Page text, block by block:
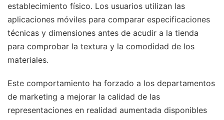
establecimiento físico. Los usuarios utilizan las
aplicaciones móviles para comparar especificaciones
técnicas y dimensiones antes de acudir a la tienda
para comprobar la textura y la comodidad de los
materiales.
Este comportamiento ha forzado a los departamentos
de marketing a mejorar la calidad de las
representaciones en realidad aumentada disponibles